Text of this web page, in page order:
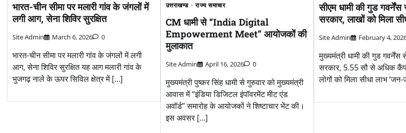
भारत-चीन सीमा पर मलारी गांव के जंगलों में
लगी आग, सेना शिविर सुरक्षित
Site Admin March 6, 2026 0
भारत-चीन सीमा पर मलारी गांव के जंगलों में लगी
आग, सेना शिविर सुरक्षित यह आग मलारी गांव के
भुजगढ़ नाले के ऊपर सिविल क्षेत्र में […]
उत्तराखण्ड राज्य समाचार
CM धामी से “India Digital
Empowerment Meet” आयोजकों की
मुलाकात
Site Admin April 16, 2026 0
मुख्यमंत्री पुष्कर सिंह धामी से गुरुवार को मुख्यमंत्री
आवास में “इंडिया डिजिटल इंपॉवरमेंट मीट एंड
अवॉर्ड” समारोह के आयोजकों ने शिष्टाचार भेंट की।
इस अवसर […]
सीएम धामी की गुड गवर्नेंस
सरकार, लाखों को मिला
Site Admin February 4,
मुख्यमंत्री धामी की गुड गवर्नेंस
सरकार, 5.55 सौ से अधिक
लोगों को मिला सीधा लाभ